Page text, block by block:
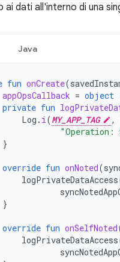
ai dati all'interno di una
Java
fun onCreate(
appOpsCallback = object
private fun
Log . i(MY_APP_TAG ,
"Operation:
}
override fun onNoted(
logPrivateDataAccess
}
override fun onSelfNoted
logPrivateDataAccess